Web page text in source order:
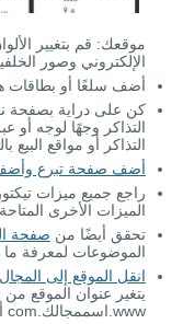
موقعك: قم بتغيير
الإلكتروني وصور
أضف سلعًا أو بطاقات
التذاكر وجهًا لوجه أو
التذاكر أو مواقع البيع
أضف صفحة تبرع وأضف
راجع جميع ميزات
الميزات الأخرى
تحقق أيضًا من صفحة
الموضوعات لمعرفة ما
انقل الموقع إلى
www.اسممجالك.com أو Ticket.اسممجالك.com